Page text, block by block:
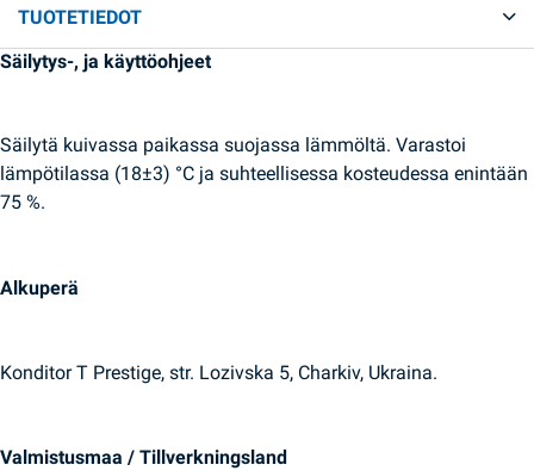
TUOTETIEDOT
Säilytys-, ja käyttöohjeet
Säilytä kuivassa paikassa suojassa lämmöltä. Varastoi
lämpötilassa (18±3) °C ja suhteellisessa kosteudessa enintään
75 %.
Alkuperä
Konditor T Prestige, str. Lozivska 5, Charkiv, Ukraina.
Valmistusmaa / Tillverkningsland